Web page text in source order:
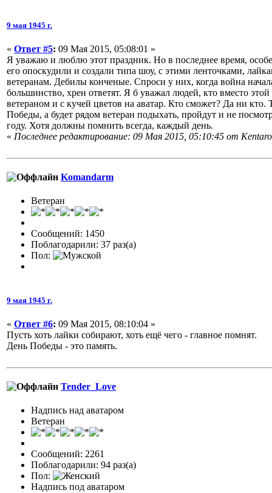
9 мая 1945 г.
« Ответ #5: 09 Мая 2015, 05:08:01 »
Я уважаю и люблю этот праздник. Но в последнее время,
его опоскудили и создали типа шоу, с этими ленточками,
ветеранам. Дебилы конченые. Спроси у них, когда война
большинство, хрен ответят. Я б уважал людей, кто вместо
ветераном и с кучей цветов на аватар. Кто сможет? Да ни кто.
Победы, а будет рядом ветеран подыхать, пройдут и не
году. Хотя должны помнить всегда, каждый день.
« Последнее редактирование: 09 Мая 2015, 05:10:45 от Kentaro
Komandarm
Ветеран
Сообщений: 1450
Поблагодарили: 37 раз(а)
Пол:
9 мая 1945 г.
« Ответ #6: 09 Мая 2015, 08:10:04 »
Пусть хоть лайки собирают, хоть ещё чего - главное помнят.
День Победы - это память.
Tender_Love
Надпись над аватаром
Ветеран
Сообщений: 2261
Поблагодарили: 94 раз(а)
Пол:
Надпись под аватаром